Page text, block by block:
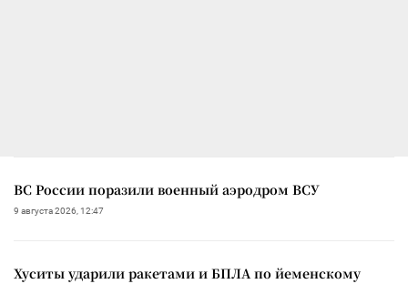
ВС России поразили военный аэродром ВСУ
9 августа 2026, 12:47
Хуситы ударили ракетами и БПЛА по йеменскому